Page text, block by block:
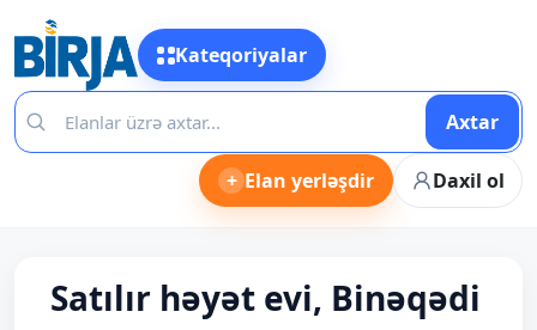
Kateqoriyalar
Axtar
+ Elan yerləşdir Daxil ol
Satılır həyət evi, Binəqədi